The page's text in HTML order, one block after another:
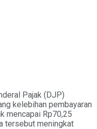
Pajak (DJP)
kelebihan pembayaran
mencapai Rp70,25
tersebut meningkat